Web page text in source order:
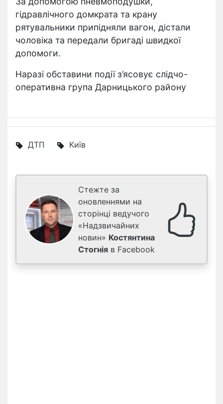
гідравлічного домкрата та крану
рятувальники припідняли вагон, дістали
чоловіка та передали бригаді швидкої
допомоги.
Наразі обставини події з’ясовує слідчо-
оперативна група Дарницького району
ДТП Київ
Стежте за
оновленнями на
сторінці ведучого
«Надзвичайних
новин» Костянтина
Стогнія в Facebook